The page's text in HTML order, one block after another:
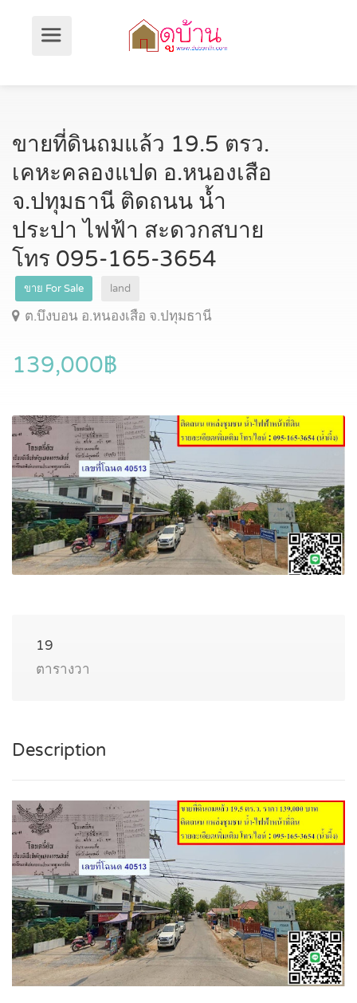
ขายที่ดินถมแล้ว 19.5 ตรว.
เคหะคลองแปด อ.หนองเสือ
จ.ปทุมธานี ติดถนน น้ำ
ประปา ไฟฟ้า สะดวกสบาย
โทร 095-165-3654
ขาย For Sale land
ต.บึงบอน อ.หนองเสือ จ.ปทุมธานี
139,000฿
19
ตารางวา
Description